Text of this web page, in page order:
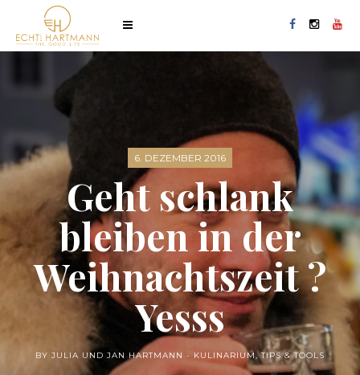
6. DEZEMBER 2016
Geht schlank
bleiben in der
Weihnachtszeit ?
Yesss
BY JULIA UND JAN HARTMANN - KULINARIUM,TIPS & TOOLS